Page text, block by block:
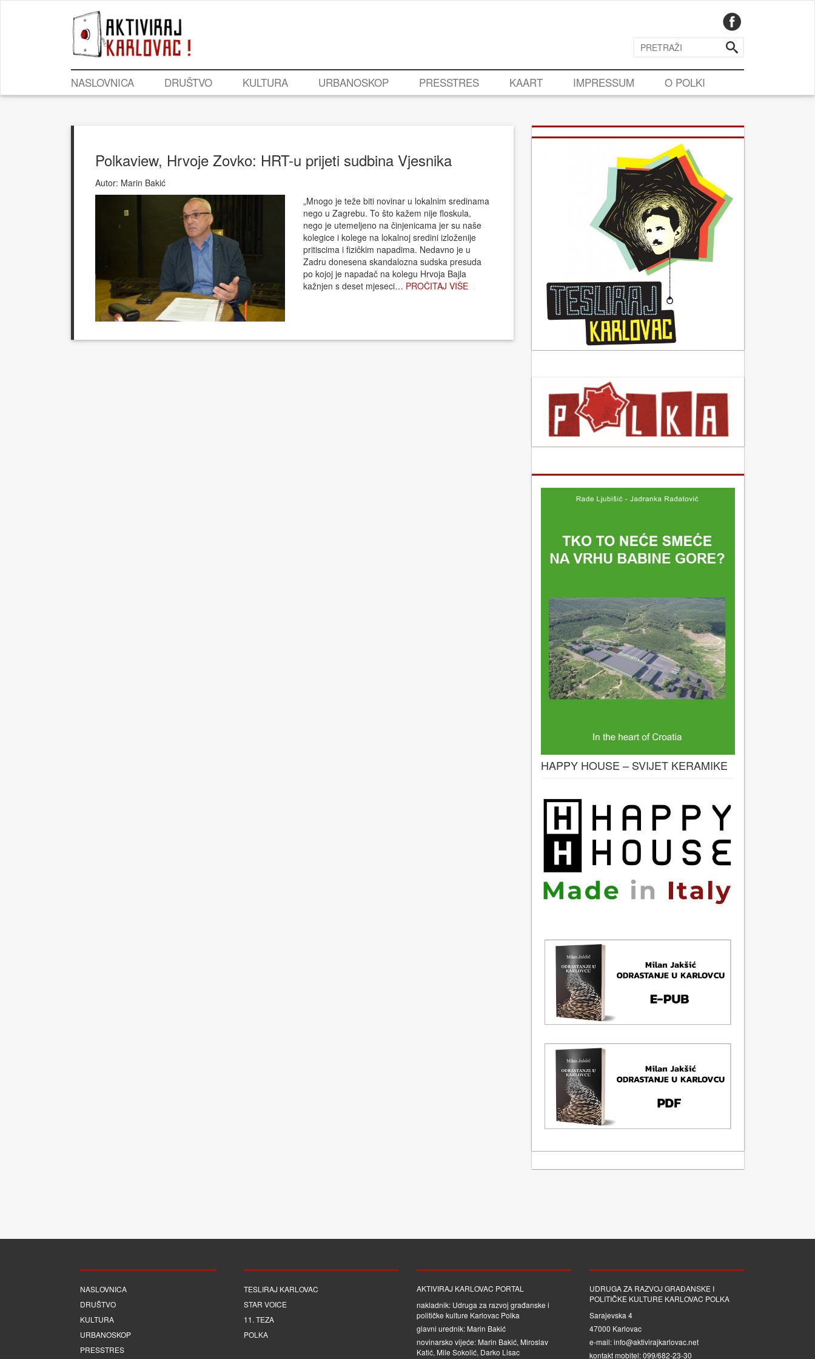
NASLOVNICA DRUŠTVO KULTURA URBANOSKOP PRESSTRES KAART IMPRESSUM O POLKI
Polkaview, Hrvoje Zovko: HRT-u prijeti sudbina Vjesnika
Autor: Marin Bakić
„Mnogo je teže biti novinar u lokalnim sredinama
nego u Zagrebu. To što kažem nije floskula,
nego je utemeljeno na činjenicama jer su naše
kolegice i kolege na lokalnoj sredini izloženije
pritiscima i fizičkim napadima. Nedavno je u
Zadru donesena skandalozna sudska presuda
po kojoj je napadač na kolegu Hrvoja Bajla
kažnjen s deset mjeseci… PROČITAJ VIŠE
HAPPY HOUSE – SVIJET KERAMIKE
NASLOVNICA
DRUŠTVO
KULTURA
URBANOSKOP
PRESSTRES
TESLIRAJ KARLOVAC
STAR VOICE
11. TEZA
POLKA
AKTIVIRAJ KARLOVAC PORTAL
nakladnik: Udruga za razvoj građanske i
političke kulture Karlovac Polka
glavni urednik: Marin Bakić
novinarsko vijeće: Marin Bakić, Miroslav
Katić, Mile Sokolić, Darko Lisac
UDRUGA ZA RAZVOJ GRAĐANSKE I
POLITIČKE KULTURE KARLOVAC POLKA
Sarajevska 4
47000 Karlovac
e-mail: info@aktivirajkarlovac.net
kontakt mobitel: 099/682-23-30